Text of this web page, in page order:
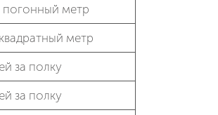
погонный метр
метр
за полку
за полку